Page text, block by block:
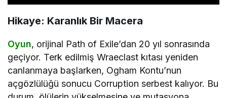
Hikaye: Karanlık Bir Macera
Oyun, orijinal Path of Exile’dan 20 yıl sonrasında
geçiyor. Terk edilmiş Wraeclast kıtası yeniden
canlanmaya başlarken, Ogham Kontu’nun
açgözlülüğü sonucu Corruption serbest kalıyor. Bu